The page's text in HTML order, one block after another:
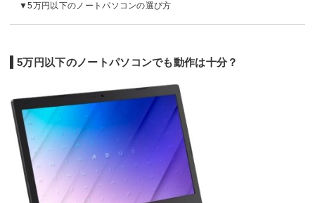
5万円以下のノートパソコンの選び方
5万円以下のノートパソコンでも動作は十分？